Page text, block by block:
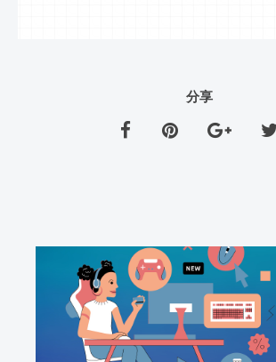
分享